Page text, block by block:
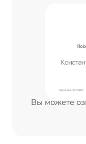
Вы можете